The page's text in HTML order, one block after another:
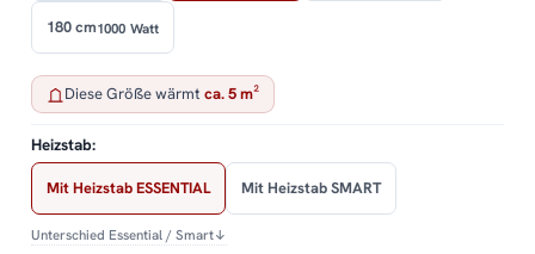
180 cm1000 Watt
Diese Größe wärmt ca. 5 m²
Heizstab:
Mit Heizstab ESSENTIAL Mit Heizstab SMART
Unterschied Essential / Smart↓